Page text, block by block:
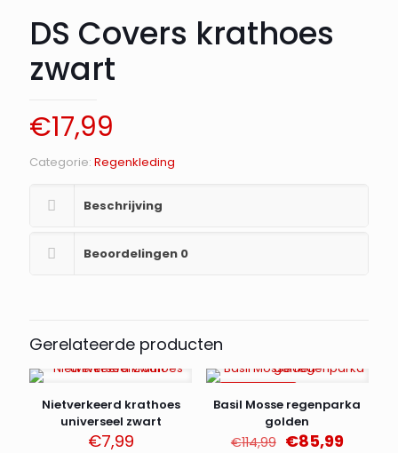
DS Covers krathoes
zwart
€17,99
Categorie: Regenkleding
Beschrijving
Beoordelingen 0
Gerelateerde producten
Nietverkeerd krathoes
universeel zwart
€7,99
Basil Mosse regenparka
golden
€114,99 €85,99